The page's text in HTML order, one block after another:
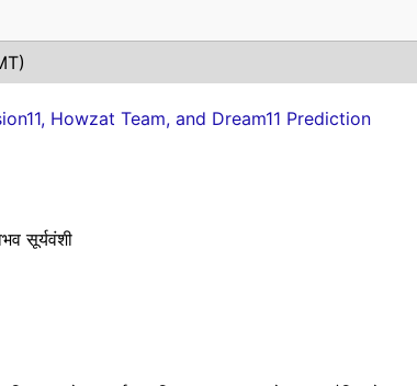
Howzat Team, and Dream11 Prediction
सूर्यवंशी